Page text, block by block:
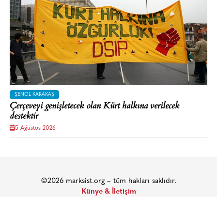
ŞENOL KARAKAŞ
Çerçeveyi genişletecek olan Kürt halkına verilecek
destektir
5 Ağustos 2026
©2026 marksist.org – tüm hakları saklıdır.
Künye & İletişim